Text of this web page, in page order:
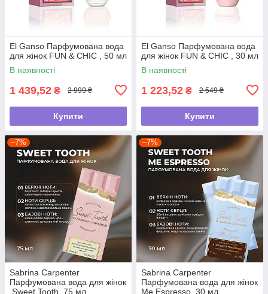
El Ganso Парфумована вода
для жінок FUN & CHIC , 50 мл
В наявності
1 439,52 ₴ 2 999 ₴
Купити
El Ganso Парфумована вода
для жінок FUN & CHIC , 30 мл
В наявності
1 223,52 ₴ 2 549 ₴
Купити
–7%
Sabrina Carpenter
Парфумована вода для жінок
,Sweet Tooth ,75 мл
–7%
Sabrina Carpenter
Парфумована вода для жінок
Me Espresso, 30 мл